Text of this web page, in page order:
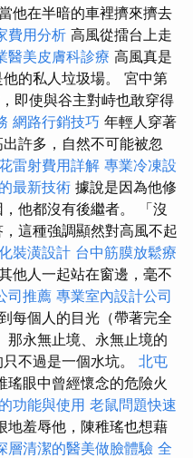
他在半暗的車裡擠來擠去
費用分析 高風從擂台上走
醫美皮膚科診療 高風真是
的私人垃圾場。 宮中第
即使與谷主對峙也敢穿得
網路行銷技巧 年輕人穿著
許多，自然不可能被忽
雷射費用詳解 專業冷凍設
最新技術 據說是因為他修
他都沒有後繼者。 「沒
這種強調顯然對高風不起
裝潢設計 台中筋膜放鬆療
他人一起站在窗邊，毫不
司推薦 專業室內設計公司
每個人的目光（帶著完全
那永無止境、永無止境的
不過是一個水坑。 北屯
瑤眼中曾經懷念的危險火
功能與使用 老鼠問題快速
地羞辱他，陳稚瑤也想藉
層清潔的醫美做臉體驗 全